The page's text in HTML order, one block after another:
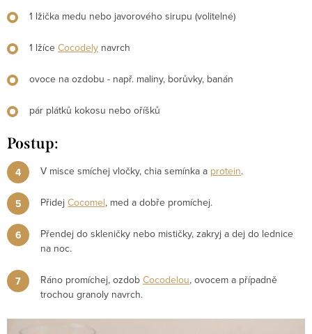
1 lžička medu nebo javorového sirupu (volitelné)
1 lžíce Cocodely navrch
ovoce na ozdobu - např. maliny, borůvky, banán
pár plátků kokosu nebo oříšků
Postup:
V misce smíchej vločky, chia semínka a protein.
Přidej Cocomel, med a dobře promíchej.
Přendej do skleničky nebo mističky, zakryj a dej do lednice
na noc.
Ráno promíchej, ozdob Cocodelou, ovocem a případně
trochou granoly navrch.